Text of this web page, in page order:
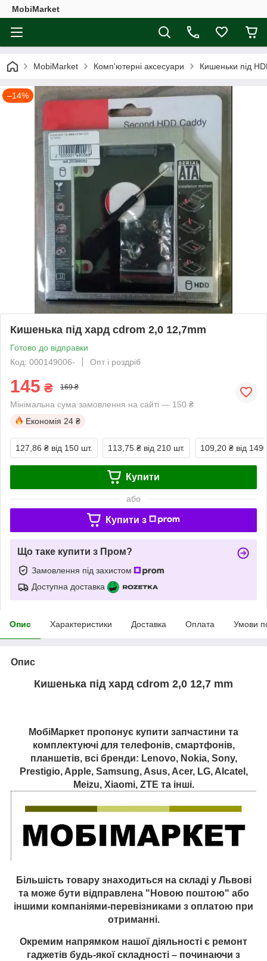
MobiMarket
MobiMarket Комп'ютерні аксесуари Кишеньки під
–14%
Кишенька під хард cdrom 2,0 12,7mm
Готово до відправки
Код: 000149006-
Опт і роздріб
145 ₴ 169 ₴
Мінімальна сума замовлення на сайті — 150 ₴
Економія 24 ₴
127,86 ₴ від 150 шт. 113,75 ₴ від 210 шт. 109,20 ₴ від
Купити
або
Купити з
Що таке купити з Пром?
Замовлення під захистом
Доступна доставка
Опис Характеристики Доставка Оплата Умови
Опис
Кишенька під хард cdrom 2,0 12,7 mm
МобіМаркет пропонує купити запчастини та
комплектуючі для телефонів, смартфонів,
планшетів, всі бренди: Lenovo, Nokia, Sony,
Prestigio, Apple, Samsung, Asus, Acer, LG, Alcatel,
Meizu, Xiaomi, ZTE та інші.
Більшість товару знаходиться на складі у Львові
та може бути відправлена "Новою поштою" або
іншими компаніями-перевізниками з оплатою при
отриманні.
Окремим напрямком нашої діяльності є ремонт
гаджетів будь-якої складності – починаючи з